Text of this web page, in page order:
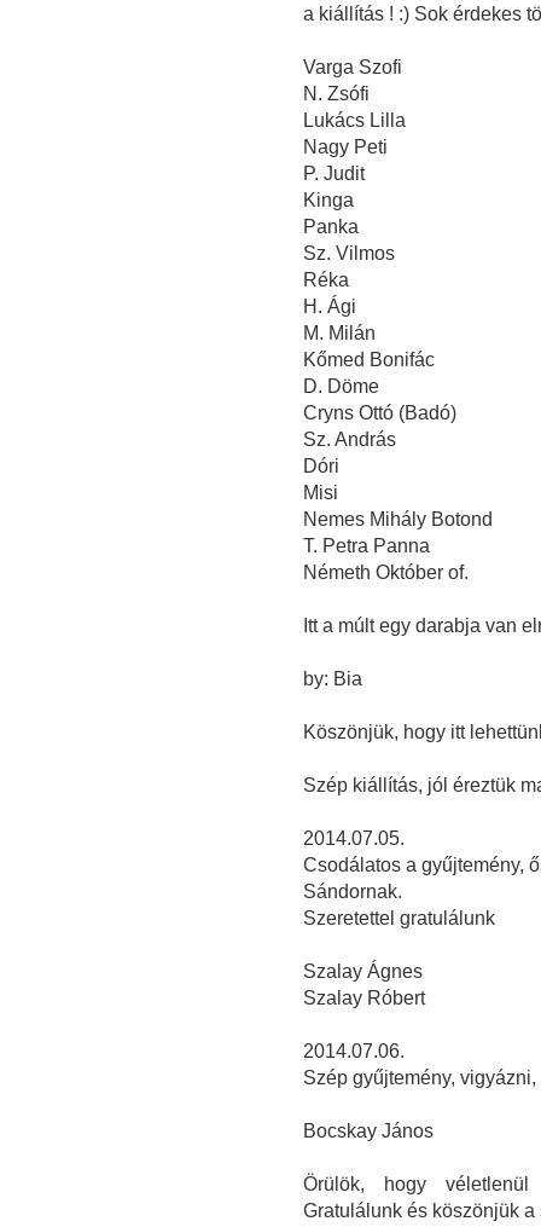
a kiállítás ! :) Sok érdekes
Varga Szofi
N. Zsófi
Lukács Lilla
Nagy Peti
P. Judit
Kinga
Panka
Sz. Vilmos
Réka
H. Ági
M. Milán
Kőmed Bonifác
D. Döme
Cryns Ottó (Badó)
Sz. András
Dóri
Misi
Nemes Mihály Botond
T. Petra Panna
Németh Október of.
Itt a múlt egy darabja van
by: Bia
Köszönjük, hogy itt
Szép kiállítás, jól éreztük
2014.07.05.
Csodálatos a gyűjtemény,
Sándornak.
Szeretettel gratulálunk
Szalay Ágnes
Szalay Róbert
2014.07.06.
Szép gyűjtemény,
Bocskay János
Örülök, hogy
Gratulálunk és köszönjük a